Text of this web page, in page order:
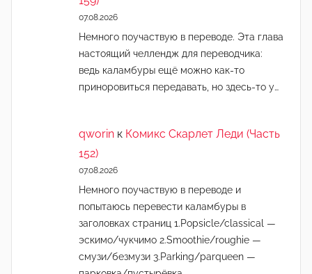
07.08.2026
Немного поучаствую в переводе. Эта глава
настоящий челлендж для переводчика:
ведь каламбуры ещё можно как-то
приноровиться передавать, но здесь-то у…
qworin к Комикс Скарлет Леди (Часть
152)
07.08.2026
Немного поучаствую в переводе и
попытаюсь перевести каламбуры в
заголовках страниц 1.Popsicle/classical —
эскимо/чукчимо 2.Smoothie/roughie —
смузи/безмузи 3.Parking/parqueen —